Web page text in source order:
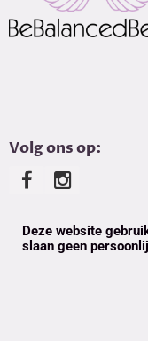
Volg ons op:
Deze website
slaan geen